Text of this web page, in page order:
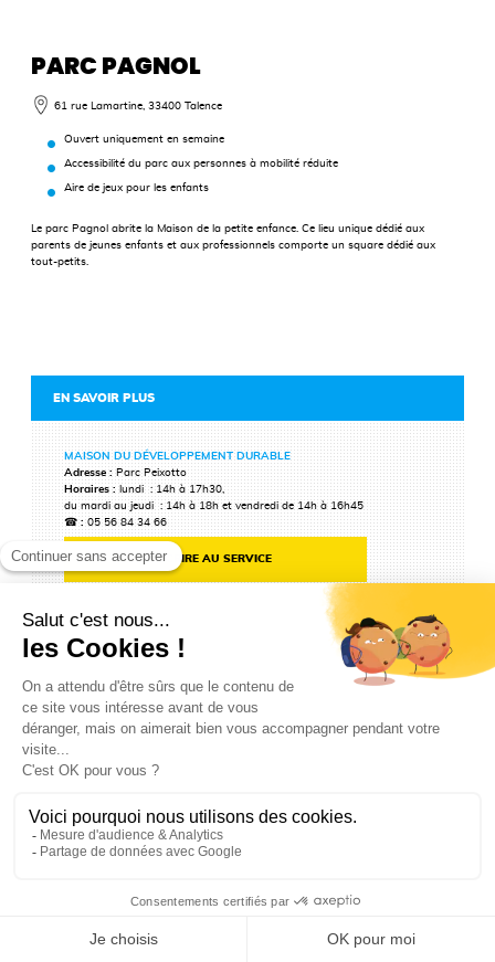
PARC PAGNOL
61 rue Lamartine, 33400 Talence
Ouvert uniquement en semaine
Accessibilité du parc aux personnes à mobilité réduite
Aire de jeux pour les enfants
Le parc Pagnol abrite la Maison de la petite enfance. Ce lieu unique dédié aux
parents de jeunes enfants et aux professionnels comporte un square dédié aux
tout-petits.
EN SAVOIR PLUS
MAISON DU DÉVELOPPEMENT DURABLE
Adresse :Parc Peixotto
Horaires : lundi : 14h à 17h30,
du mardi au jeudi : 14h à 18h et vendredi de 14h à 16h45
☎ :05 56 84 34 66
ÉCRIRE AU SERVICE
LES FERMES MOBILES & PÉDAGOGIQUES
Dans le cadre de sa politique en faveur de la cause animale, chaque
EN SAVOIR PLUS